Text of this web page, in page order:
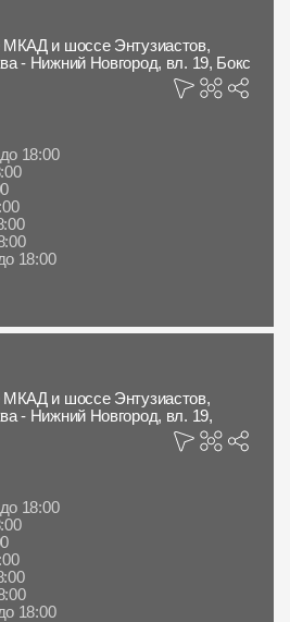
и шоссе Энтузиастов,
- Нижний Новгород, вл. 19, Бокс
18:00
18:00
и шоссе Энтузиастов,
- Нижний Новгород, вл. 19,
18:00
18:00